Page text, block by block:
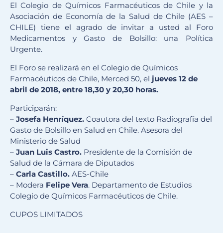
El Colegio de Químicos Farmacéuticos de Chile y la
Asociación de Economía de la Salud de Chile (AES –
CHILE) tiene el agrado de invitar a usted al Foro
Medicamentos y Gasto de Bolsillo: una Política
Urgente.
El Foro se realizará en el Colegio de Químicos
Farmacéuticos de Chile, Merced 50, el jueves 12 de
abril de 2018, entre 18,30 y 20,30 horas.
Participarán:
– Josefa Henríquez. Coautora del texto Radiografía del
Gasto de Bolsillo en Salud en Chile. Asesora del
Ministerio de Salud
– Juan Luis Castro. Presidente de la Comisión de
Salud de la Cámara de Diputados
– Carla Castillo. AES-Chile
– Modera Felipe Vera. Departamento de Estudios
Colegio de Químicos Farmacéuticos de Chile.
CUPOS LIMITADOS